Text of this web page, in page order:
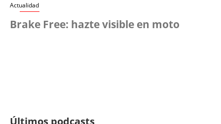
Actualidad
Brake Free: hazte visible en moto
Últimos podcasts